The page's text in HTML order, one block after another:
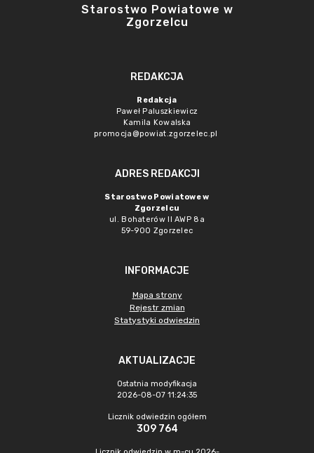
Starostwo Powiatowe w
Zgorzelcu
REDAKCJA
Redakcja
Paweł Paluszkiewicz
Kamila Kowalska
promocja@powiat.zgorzelec.pl
ADRES REDAKCJI
Starostwo Powiatowe w
Zgorzelcu
ul. Bohaterów II AWP 8a
59-900 Zgorzelec
INFORMACJE
Mapa strony
Rejestr zmian
Statystyki odwiedzin
AKTUALIZACJE
Ostatnia modyfikacja
2026-08-07 11:24:35
Licznik odwiedzin ogółem
309 764